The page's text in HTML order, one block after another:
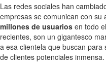
Las redes sociales han
empresas se comunican con su
millones de usuarios en todo
recientes, son un gigantesco
a esa clientela que buscan
de clientes potenciales inmensa.